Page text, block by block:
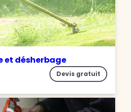
et désherbage
Devis gratuit